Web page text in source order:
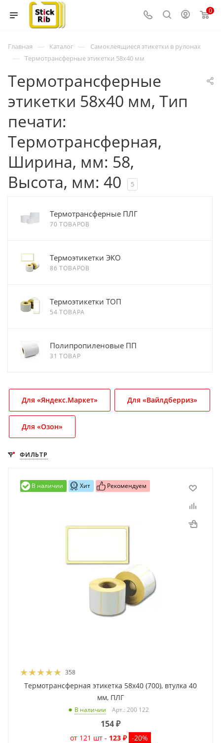
0
Главная — Каталог — Самоклеящиеся этикетки в рулонах
— Термотрансферные этикетки 58х40 мм
Термотрансферные
этикетки 58х40 мм, Тип
печати:
Термотрансферная,
Ширина, мм: 58,
Высота, мм: 40
5
Термотрансферные ПЛГ
70 ТОВАРОВ
Термоэтикетки ЭКО
86 ТОВАРОВ
Термоэтикетки ТОП
54 ТОВАРА
Полипропиленовые ПП
31 ТОВАР
Для «Яндекс.Маркет» Для «Вайлдберриз»
Для «Озон»
ФИЛЬТР
В наличии Хит Рекомендуем
358
Термотрансферная этикетка 58x40 (700), втулка 40
мм, ПЛГ
В наличии Арт.: 200 122
154₽
от 121 шт - 123 ₽ -20%